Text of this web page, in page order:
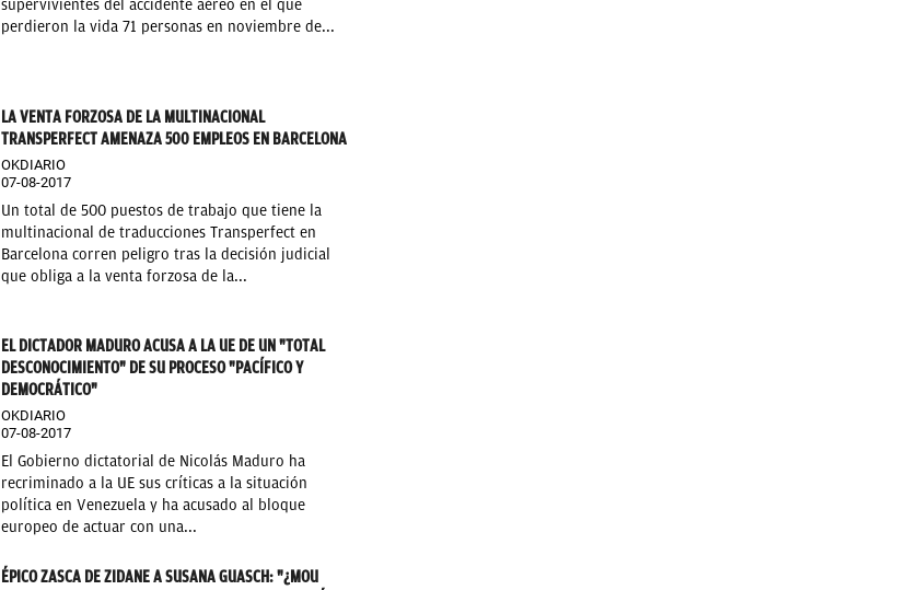
supervivientes del accidente aéreo en el que
perdieron la vida 71 personas en noviembre de...
LA VENTA FORZOSA DE LA MULTINACIONAL
TRANSPERFECT AMENAZA 500 EMPLEOS EN BARCELONA
OKDIARIO
07-08-2017
Un total de 500 puestos de trabajo que tiene la
multinacional de traducciones Transperfect en
Barcelona corren peligro tras la decisión judicial
que obliga a la venta forzosa de la...
EL DICTADOR MADURO ACUSA A LA UE DE UN "TOTAL
DESCONOCIMIENTO" DE SU PROCESO "PACÍFICO Y
DEMOCRÁTICO"
OKDIARIO
07-08-2017
El Gobierno dictatorial de Nicolás Maduro ha
recriminado a la UE sus críticas a la situación
política en Venezuela y ha acusado al bloque
europeo de actuar con una...
ÉPICO ZASCA DE ZIDANE A SUSANA GUASCH: "¿MOU